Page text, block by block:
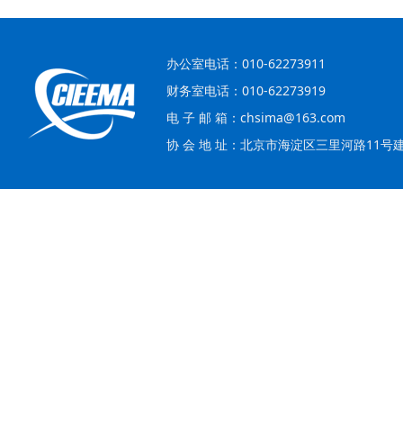
办公室电话：010-62273911
财务室电话：010-62273919
电 子 邮 箱：chsima@163.com
协 会 地 址：北京市海淀区三里河路11号